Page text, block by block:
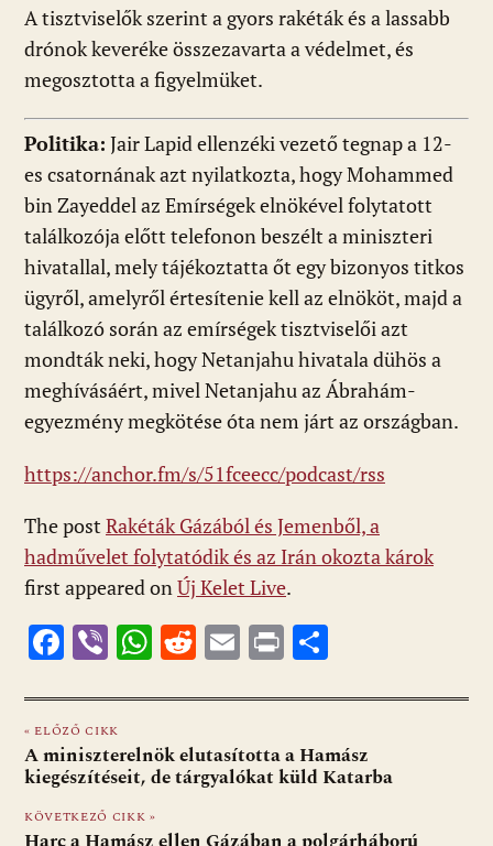
A tisztviselők szerint a gyors rakéták és a lassabb
drónok keveréke összezavarta a védelmet, és
megosztotta a figyelmüket.
Politika: Jair Lapid ellenzéki vezető tegnap a 12-
es csatornának azt nyilatkozta, hogy Mohammed
bin Zayeddel az Emírségek elnökével folytatott
találkozója előtt telefonon beszélt a miniszteri
hivatallal, mely tájékoztatta őt egy bizonyos titkos
ügyről, amelyről értesítenie kell az elnököt, majd a
találkozó során az emírségek tisztviselői azt
mondták neki, hogy Netanjahu hivatala dühös a
meghívásáért, mivel Netanjahu az Ábrahám-
egyezmény megkötése óta nem járt az országban.
https://anchor.fm/s/51fceecc/podcast/rss
The post Rakéták Gázából és Jemenből, a
hadművelet folytatódik és az Irán okozta károk
first appeared onÚj Kelet Live.
F
e
b
o
o
Vi
er
W
at
s
A
p
R
d
di
t
E
ai
l
Pr
t za
m
e
« ELŐZŐ CIKK
A miniszterelnök elutasította a Hamász
kiegészítéseit, de tárgyalókat küld Katarba
KÖVETKEZŐ CIKK »